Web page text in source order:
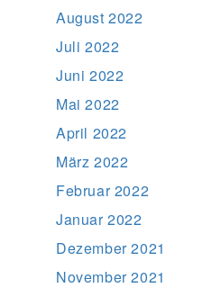
August 2022
Juli 2022
Juni 2022
Mai 2022
April 2022
März 2022
Februar 2022
Januar 2022
Dezember 2021
November 2021